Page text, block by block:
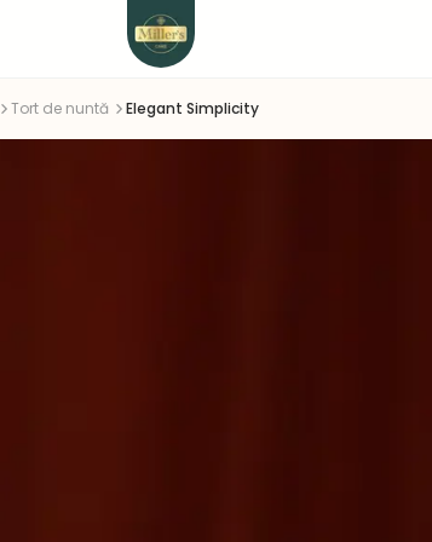
Tort de nuntă Elegant Simplicity